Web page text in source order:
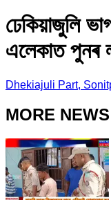
ঢেকিয়াজুলি
এলেকাত পুনৰ
Dhekiajuli Part,
MORE NEWS